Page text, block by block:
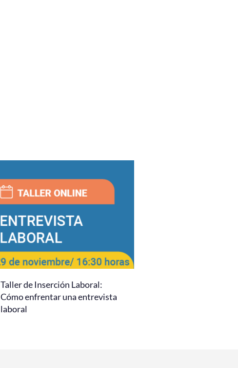
Taller de Inserción Laboral:
Cómo enfrentar una entrevista
laboral